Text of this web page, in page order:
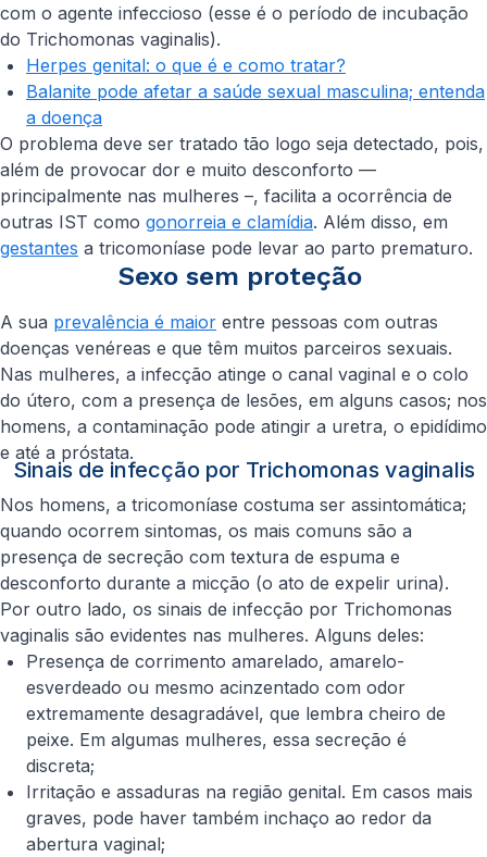
com o agente infeccioso (esse é o período de incubação
do Trichomonas vaginalis).
Herpes genital: o que é e como tratar?
Balanite pode afetar a saúde sexual masculina; entenda
a doença
O problema deve ser tratado tão logo seja detectado, pois,
além de provocar dor e muito desconforto —
principalmente nas mulheres –, facilita a ocorrência de
outras IST como gonorreia e clamídia. Além disso, em
gestantes a tricomoníase pode levar ao parto prematuro.
Sexo sem proteção
A sua prevalência é maior entre pessoas com outras
doenças venéreas e que têm muitos parceiros sexuais.
Nas mulheres, a infecção atinge o canal vaginal e o colo
do útero, com a presença de lesões, em alguns casos; nos
homens, a contaminação pode atingir a uretra, o epidídimo
e até a próstata.
Sinais de infecção por Trichomonas vaginalis
Nos homens, a tricomoníase costuma ser assintomática;
quando ocorrem sintomas, os mais comuns são a
presença de secreção com textura de espuma e
desconforto durante a micção (o ato de expelir urina).
Por outro lado, os sinais de infecção por Trichomonas
vaginalis são evidentes nas mulheres. Alguns deles:
Presença de corrimento amarelado, amarelo-
esverdeado ou mesmo acinzentado com odor
extremamente desagradável, que lembra cheiro de
peixe. Em algumas mulheres, essa secreção é
discreta;
Irritação e assaduras na região genital. Em casos mais
graves, pode haver também inchaço ao redor da
abertura vaginal;